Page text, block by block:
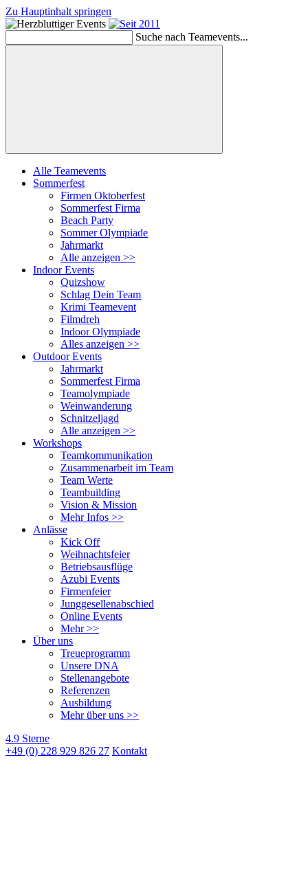
Zu Hauptinhalt springen
Suche nach Teamevents...
Alle Teamevents
Sommerfest
Firmen Oktoberfest
Sommerfest Firma
Beach Party
Sommer Olympiade
Jahrmarkt
Alle anzeigen >>
Indoor Events
Quizshow
Schlag Dein Team
Krimi Teamevent
Filmdreh
Indoor Olympiade
Alles anzeigen >>
Outdoor Events
Jahrmarkt
Sommerfest Firma
Teamolympiade
Weinwanderung
Schnitzeljagd
Alle anzeigen >>
Workshops
Teamkommunikation
Zusammenarbeit im Team
Team Werte
Teambuilding
Vision & Mission
Mehr Infos >>
Anlässe
Kick Off
Weihnachtsfeier
Betriebsausflüge
Azubi Events
Firmenfeier
Junggesellenabschied
Online Events
Mehr >>
Über uns
Treueprogramm
Unsere DNA
Stellenangebote
Referenzen
Ausbildung
Mehr über uns >>
4.9 Sterne
+49 (0) 228 929 826 27 Kontakt